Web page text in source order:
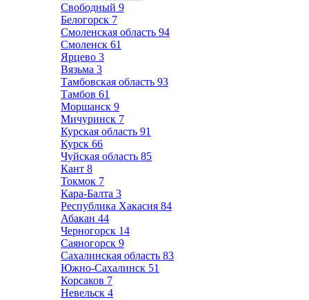
Свободный 9
Белогорск 7
Смоленская область 94
Смоленск 61
Ярцево 3
Вязьма 3
Тамбовская область 93
Тамбов 61
Моршанск 9
Мичуринск 7
Курская область 91
Курск 66
Чуйская область 85
Кант 8
Токмок 7
Кара-Балта 3
Республика Хакасия 84
Абакан 44
Черногорск 14
Саяногорск 9
Сахалинская область 83
Южно-Сахалинск 51
Корсаков 7
Невельск 4